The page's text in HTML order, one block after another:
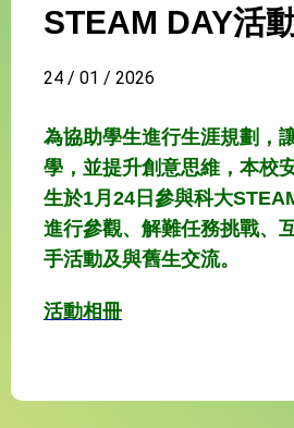
STEAM DAY活
24 / 01 / 2026
為協助學生進行生涯規劃，
學，並提升創意思維，本校
生於1月24日參與科大
進行參觀、解難任務挑戰、
手活動及與舊生交流。
活動相冊